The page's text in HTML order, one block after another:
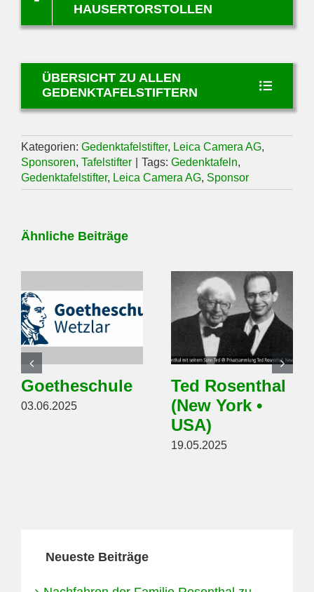
HAUSERTORSTOLLEN
ÜBERSICHT ZU ALLEN
GEDENKTAFELSTIFTERN
Kategorien: Gedenktafelstifter, Leica Camera AG,
Sponsoren, Tafelstifter Tags: Gedenktafeln,
Gedenktafelstifter, Leica Camera AG, Sponsor
Ähnliche Beiträge
Goetheschule
03.06.2025
Ted Rosenthal
(New York •
USA)
19.05.2025
Neueste Beiträge